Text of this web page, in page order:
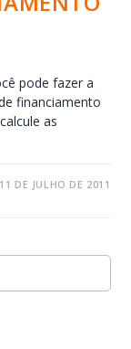
pode fazer a
financiamento
as
11 DE JULHO DE 2011